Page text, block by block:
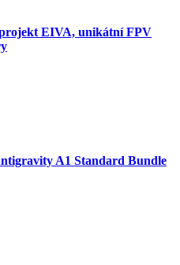
EIVA, unikátní FPV
A1 Standard Bundle